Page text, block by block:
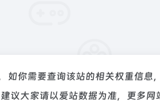
如你需要查询该站的相关权重信息
议大家请以爱站数据为准，更多